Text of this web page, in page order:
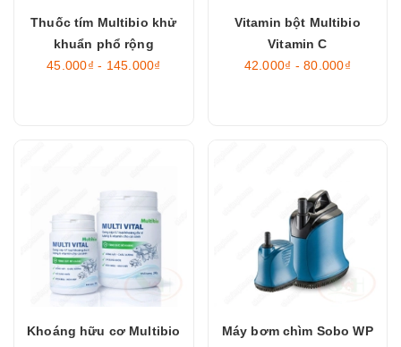
Thuốc tím Multibio khử
khuẩn phổ rộng
45.000₫ - 145.000₫
Vitamin bột Multibio
Vitamin C
42.000₫ - 80.000₫
Khoáng hữu cơ Multibio
Máy bơm chìm Sobo WP